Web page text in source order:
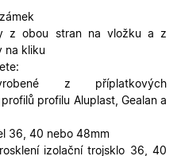
z obou stran na vložku a z
na kliku
z příplatkových
profilu Aluplast, Gealan a
36, 40 nebo 48mm
izolační trojsklo 36, 40